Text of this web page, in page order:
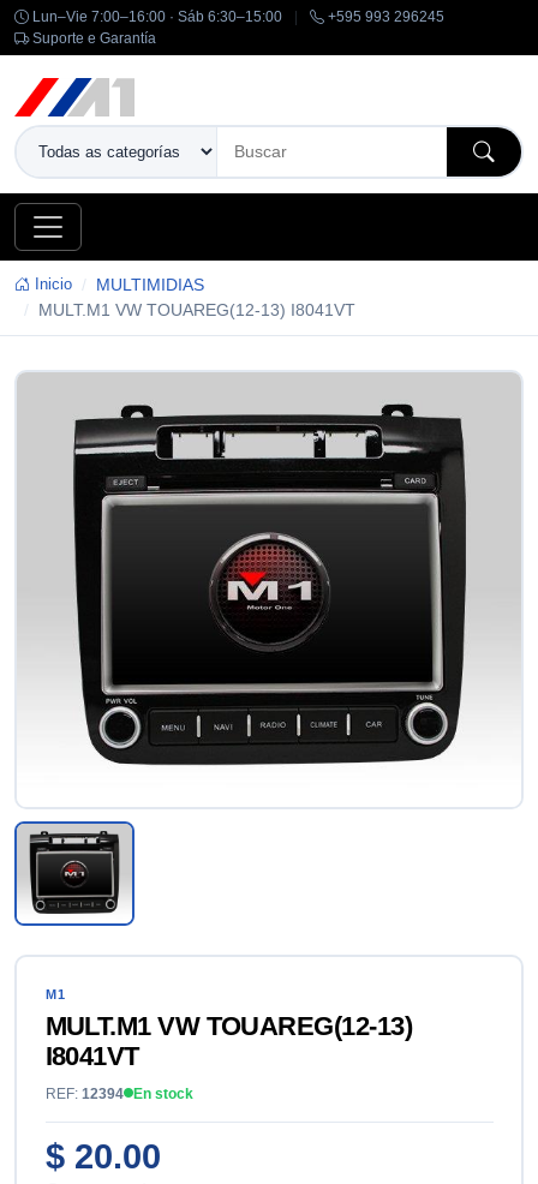
Lun–Vie 7:00–16:00 · Sáb 6:30–15:00
+595 993 296245
Suporte e Garantía
Inicio
MULTIMIDIAS
MULT.M1 VW TOUAREG(12-13) I8041VT
M1
MULT.M1 VW TOUAREG(12-13)
I8041VT
REF: 12394 En stock
$ 20.00